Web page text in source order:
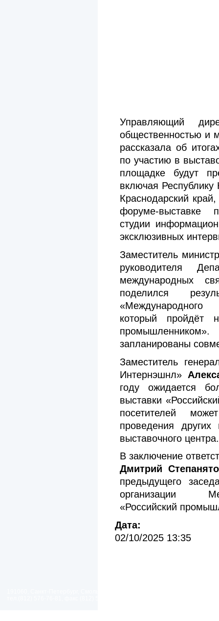
Управляющий
общественностью
рассказала об
по участию в
площадке будут
включая
Краснодарский
форуме-выставке
студии
эксклюзивных
Заместитель
руководителя
международных
поделился
который пройдёт
запланированы
Заместитель
Интернэшнл»
году ожидается
выставки
посетителей
проведения
выставочного центра.
В заключение
Дмитрий
предыдущего
организации
«Российский
Дата:
02/10/2025 13:35